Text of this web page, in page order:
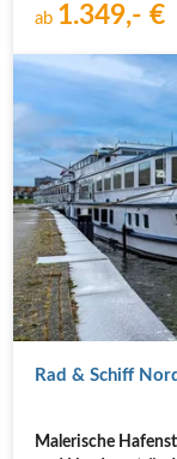
ab 1.349,- €
MS Rigoletto
Rad & Schiff
Malerische